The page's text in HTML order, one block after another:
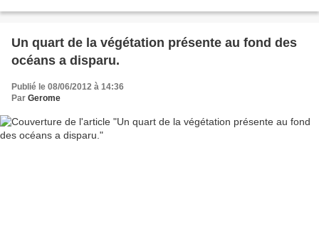
Un quart de la végétation présente au fond des
océans a disparu.
Publié le 08/06/2012 à 14:36
Par Gerome